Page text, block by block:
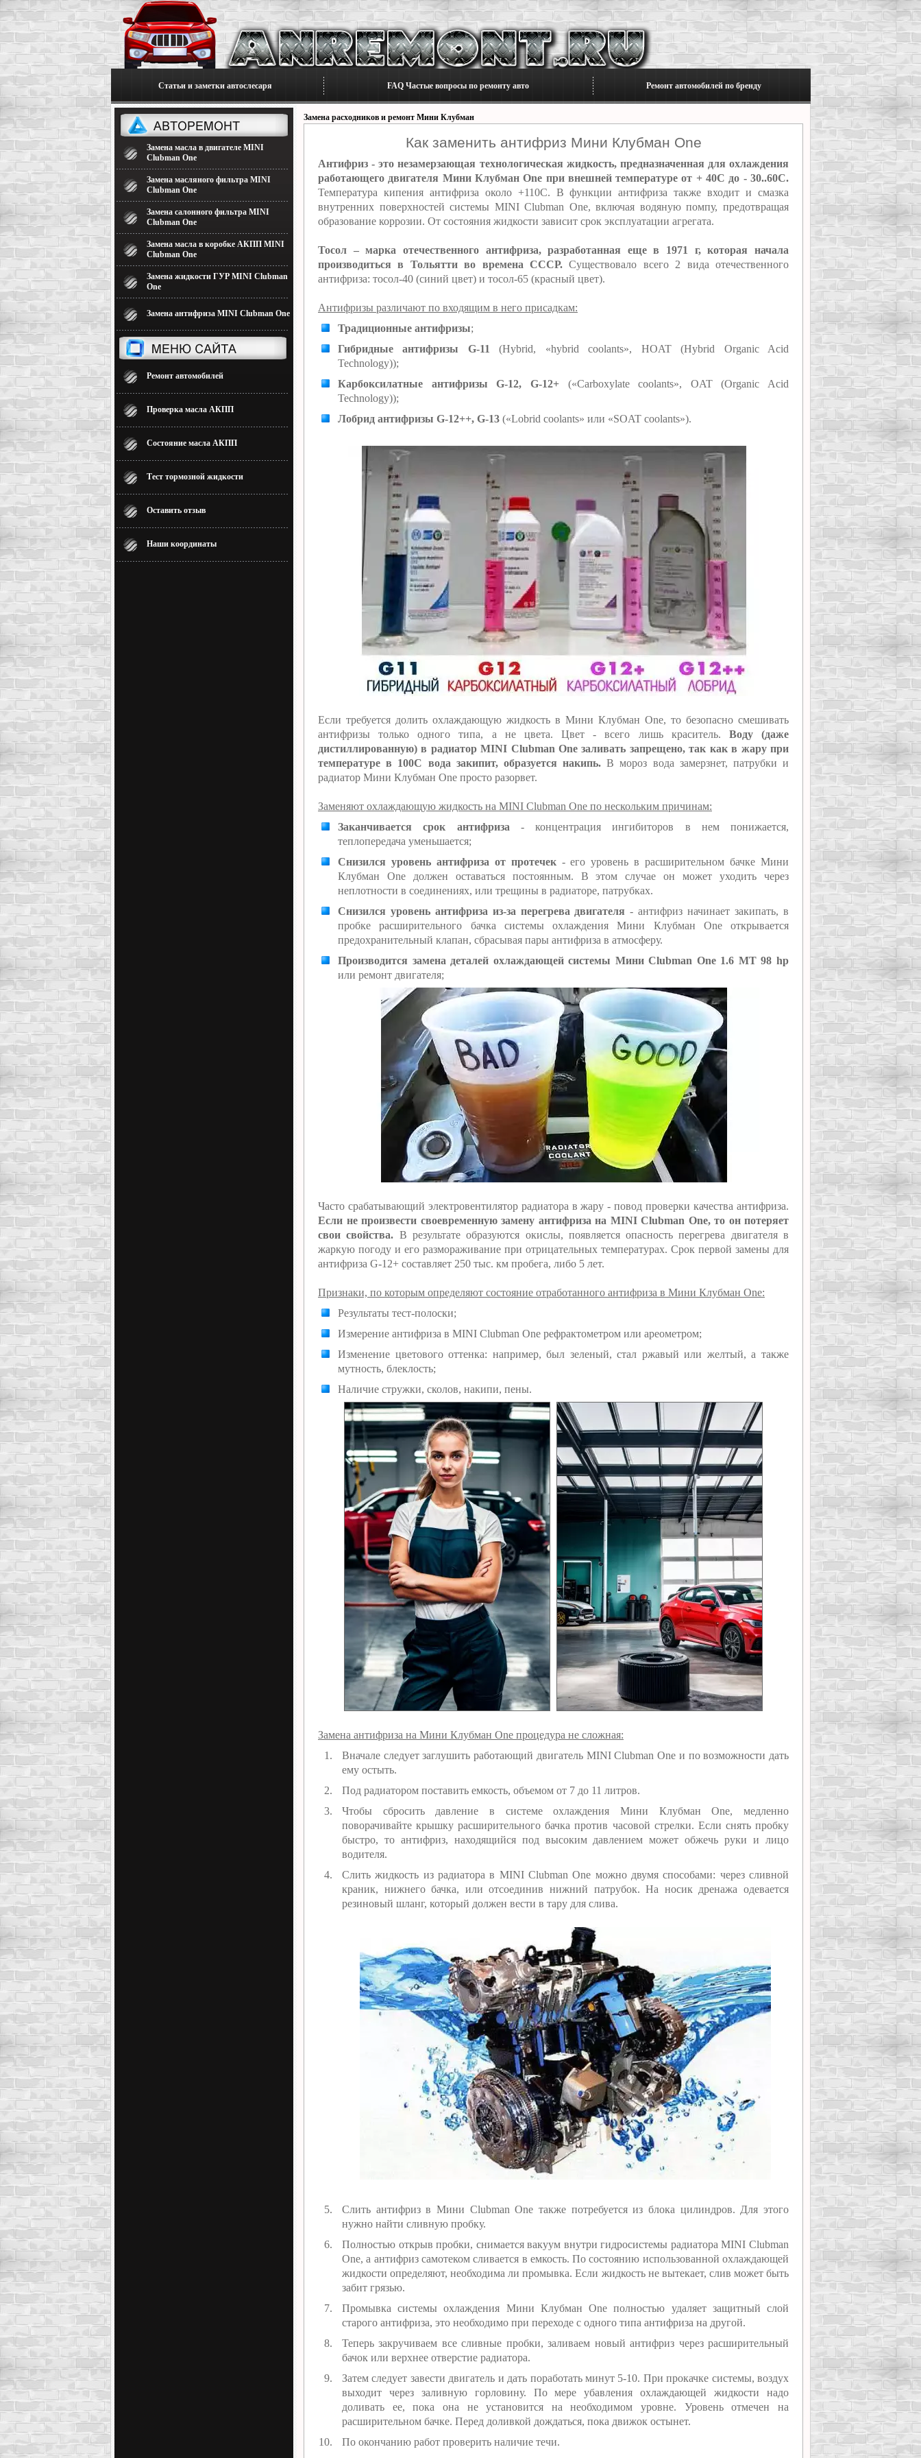
Статьи и заметки автослесаря FAQ Частые вопросы по ремонту авто Ремонт автомобилей по бренду
Замена масла в двигателе MINI
Clubman One
Замена масляного фильтра MINI
Clubman One
Замена салонного фильтра MINI
Clubman One
Замена масла в коробке АКПП MINI
Clubman One
Замена жидкости ГУР MINI Clubman
One
Замена антифриза MINI Clubman One
Ремонт автомобилей
Проверка масла АКПП
Состояние масла АКПП
Тест тормозной жидкости
Оставить отзыв
Наши координаты
Замена расходников и ремонт Мини Клубман
Как заменить антифриз Мини Клубман One
Антифриз - это незамерзающая технологическая жидкость, предназначенная для охлаждения
работающего двигателя Мини Клубман One при внешней температуре от + 40C до - 30..60C.
Температура кипения антифриза около +110С. В функции антифриза также входит и смазка
внутренних поверхностей системы MINI Clubman One, включая водяную помпу, предотвращая
образование коррозии. От состояния жидкости зависит срок эксплуатации агрегата.
Тосол – марка отечественного антифриза, разработанная еще в 1971 г, которая начала
производиться в Тольятти во времена СССР. Существовало всего 2 вида отечественного
антифриза: тосол-40 (синий цвет) и тосол-65 (красный цвет).
Антифризы различают по входящим в него присадкам:
Традиционные антифризы;
Гибридные антифризы G-11
(Hybrid, «hybrid coolants», HOAT (Hybrid Organic Acid
Technology));
Карбоксилатные антифризы G-12, G-12+(«Carboxylate coolants», OAT (Organic Acid
Technology));
Лобрид антифризы G-12++, G-13 («Lobrid coolants» или «SOAT coolants»).
Если требуется долить охлаждающую жидкость в Мини Клубман One, то безопасно смешивать
антифризы только одного типа, а не цвета. Цвет - всего лишь краситель. Воду (даже
дистиллированную) в радиатор MINI Clubman One заливать запрещено, так как в жару при
температуре в 100С вода закипит, образуется накипь. В мороз вода замерзнет, патрубки и
радиатор Мини Клубман One просто разорвет.
Заменяют охлаждающую жидкость на MINI Clubman One по нескольким причинам:
Заканчивается срок антифриза - концентрация ингибиторов в нем понижается,
теплопередача уменьшается;
Снизился уровень антифриза от протечек- его уровень в расширительном бачке Мини
Клубман One должен оставаться постоянным. В этом случае он может уходить через
неплотности в соединениях, или трещины в радиаторе, патрубках.
Снизился уровень антифриза из-за перегрева двигателя - антифриз начинает закипать, в
пробке расширительного бачка системы охлаждения Мини Клубман One открывается
предохранительный клапан, сбрасывая пары антифриза в атмосферу.
Производится замена деталей охлаждающей системы Мини Clubman One 1.6 MT 98 hp
или ремонт двигателя;
Часто срабатывающий электровентилятор радиатора в жару - повод проверки качества антифриза.
Если не произвести своевременную замену антифриза на MINI Clubman One, то он потеряет
свои свойства. В результате образуются окислы, появляется опасность перегрева двигателя в
жаркую погоду и его размораживание при отрицательных температурах. Срок первой замены для
антифриза G-12+ составляет 250 тыс. км пробега, либо 5 лет.
Признаки, по которым определяют состояние отработанного антифриза в Мини Клубман One:
Результаты тест-полоски;
Измерение антифриза в MINI Clubman One рефрактометром или ареометром;
Изменение цветового оттенка: например, был зеленый, стал ржавый или желтый, а также
мутность, блеклость;
Наличие стружки, сколов, накипи, пены.
Замена антифриза на Мини Клубман One процедура не сложная:
Вначале следует заглушить работающий двигатель MINI Clubman One и по возможности дать
ему остыть.
Под радиатором поставить емкость, объемом от 7 до 11 литров.
Чтобы сбросить давление в системе охлаждения Мини Клубман One, медленно
поворачивайте крышку расширительного бачка против часовой стрелки. Если снять пробку
быстро, то антифриз, находящийся под высоким давлением может обжечь руки и лицо
водителя.
Слить жидкость из радиатора в MINI Clubman One можно двумя способами: через сливной
краник, нижнего бачка, или отсоединив нижний патрубок. На носик дренажа одевается
резиновый шланг, который должен вести в тару для слива.
Слить антифриз в Мини Clubman One также потребуется из блока цилиндров. Для этого
нужно найти сливную пробку.
Полностью открыв пробки, снимается вакуум внутри гидросистемы радиатора MINI Clubman
One, а антифриз самотеком сливается в емкость. По состоянию использованной охлаждающей
жидкости определяют, необходима ли промывка. Если жидкость не вытекает, слив может быть
забит грязью.
Промывка системы охлаждения Мини Клубман One полностью удаляет защитный слой
старого антифриза, это необходимо при переходе с одного типа антифриза на другой.
Теперь закручиваем все сливные пробки, заливаем новый антифриз через расширительный
бачок или верхнее отверстие радиатора.
Затем следует завести двигатель и дать поработать минут 5-10. При прокачке системы, воздух
выходит через заливную горловину. По мере убавления охлаждающей жидкости надо
доливать ее, пока она не установится на необходимом уровне. Уровень отмечен на
расширительном бачке. Перед доливкой дождаться, пока движок остынет.
По окончанию работ проверить наличие течи.